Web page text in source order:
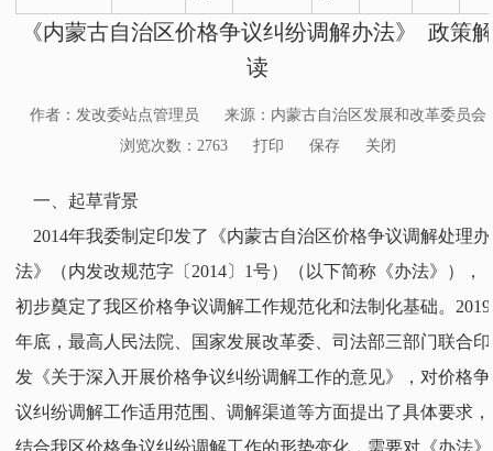
《内蒙古自治区价格争议纠纷调解办法》 政策解
读
作者：发改委站点管理员
来源：内蒙古自治区发展和改革委员会
浏览次数： 2763 打印 保存 关闭
一、起草背景
2014年我委制定印发了《内蒙古自治区价格争议调解处理办
法》（内发改规范字〔2014〕1号）（以下简称《办法》），
初步奠定了我区价格争议调解工作规范化和法制化基础。2019
年底，最高人民法院、国家发展改革委、司法部三部门联合印
发《关于深入开展价格争议纠纷调解工作的意见》，对价格争
议纠纷调解工作适用范围、调解渠道等方面提出了具体要求，
结合我区价格争议纠纷调解工作的形势变化，需要对《办法》